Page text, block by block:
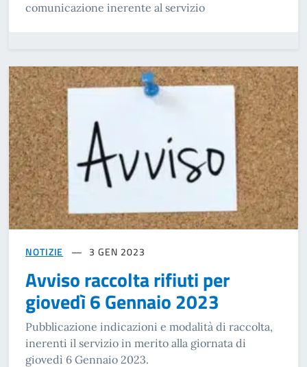
comunicazione inerente al servizio
NOTIZIE 3 GEN 2023
Avviso raccolta rifiuti per
giovedì 6 Gennaio 2023
Pubblicazione indicazioni e modalità di raccolta,
inerenti il servizio in merito alla giornata di
giovedì 6 Gennaio 2023.